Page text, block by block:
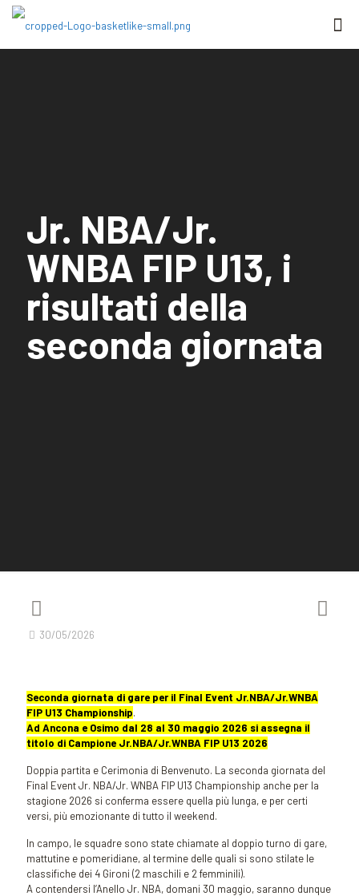
Jr. NBA/Jr.
WNBA FIP U13, i
risultati della
seconda giornata
30/05/2026
Seconda giornata di gare per il Final Event Jr.NBA/Jr.WNBA
FIP U13 Championship.
Ad Ancona e Osimo dal 28 al 30 maggio 2026 si assegna il
titolo di Campione Jr.NBA/Jr.WNBA FIP U13 2026
Doppia partita e Cerimonia di Benvenuto. La seconda giornata del
Final Event Jr. NBA/Jr. WNBA FIP U13 Championship anche per la
stagione 2026 si conferma essere quella più lunga, e per certi
versi, più emozionante di tutto il weekend.
In campo, le squadre sono state chiamate al doppio turno di gare,
mattutine e pomeridiane, al termine delle quali si sono stilate le
classifiche dei 4 Gironi (2 maschili e 2 femminili).
A contendersi l’Anello Jr. NBA, domani 30 maggio, saranno dunque